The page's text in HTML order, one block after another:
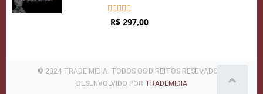
    
R$ 297,00
© 2024 TRADE MIDIA. TODOS OS DIREITOS RESEVADOS .
DESENVOLVIDO POR TRADEMIDIA